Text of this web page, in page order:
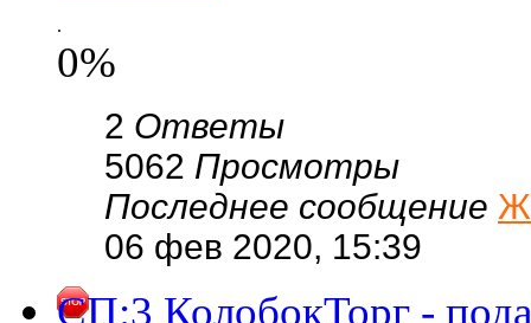
.
0%
2 Ответы
5062 Просмотры
Последнее сообщение
06 фев 2020, 15:39
CП:3 КолобокТорг -